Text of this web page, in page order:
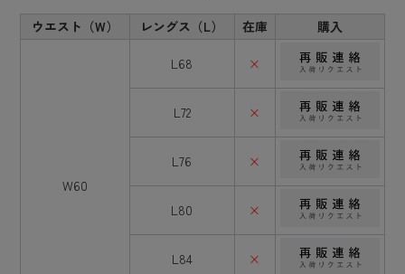
ウエスト（W） レングス（L） 在庫 購入
W60
L68 ×
L72 ×
L76 ×
L80 ×
L84 ×